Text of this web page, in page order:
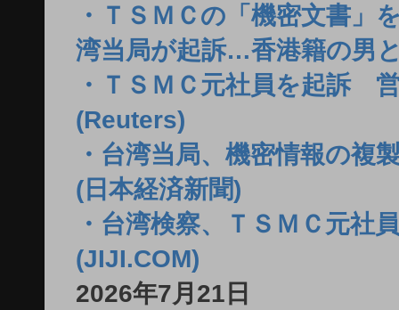
・ＴＳＭＣの「機密文書」
湾当局が起訴…香港籍の男
・ＴＳＭＣ元社員を起訴
(Reuters)
・台湾当局、機密情報の
(日本経済新聞)
・台湾検察、ＴＳＭＣ元
(JIJI.COM)
2026年7月21日